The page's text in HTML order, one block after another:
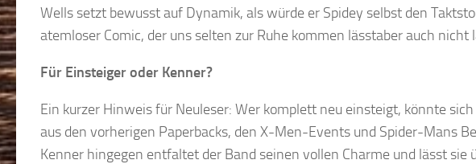
Wells setzt bewusst auf Dynamik, als würde er Spidey selbst den
atemloser Comic, der uns selten zur Ruhe kommen lässtaber auch nicht
Für Einsteiger oder Kenner?
Ein kurzer Hinweis für Neuleser: Wer komplett neu einsteigt, könnte
aus den vorherigen Paperbacks, den X-Men-Events und Spider-Mans
Kenner hingegen entfaltet der Band seinen vollen Charme und lässt sie